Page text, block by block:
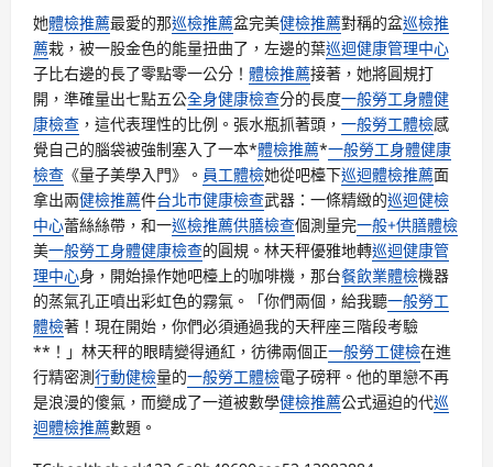
她體檢推薦最愛的那巡檢推薦盆完美健檢推薦對稱的盆巡檢推
薦栽，被一股金色的能量扭曲了，左邊的葉巡迴健康管理中心
子比右邊的長了零點零一公分！ 體檢推薦接著，她將圓規打
開，準確量出七點五公全身健康檢查分的長度一般勞工身體健
康檢查 ，這代表理性的比例。張水瓶抓著頭， 一般勞工體檢感
覺自己的腦袋被強制塞入了一本*體檢推薦*一般勞工身體健康
檢查 《量子美學入門》。 員工體檢她從吧檯下巡迴體檢推薦面
拿出兩健檢推薦件台北巿健康檢查武器：一條精緻的巡迴健檢
中心蕾絲絲帶，和一巡檢推薦供膳檢查個測量完一般+供膳體檢
美一般勞工身體健康檢查的圓規。林天秤優雅地轉巡迴健康管
理中心身，開始操作她吧檯上的咖啡機，那台餐飲業體檢機器
的蒸氣孔正噴出彩虹色的霧氣。「你們兩個，給我聽一般勞工
體檢著！現在開始，你們必須通過我的天秤座三階段考驗
**！」林天秤的眼睛變得通紅，彷彿兩個正一般勞工健檢在進
行精密測行動健檢量的一般勞工體檢電子磅秤。他的單戀不再
是浪漫的傻氣，而變成了一道被數學健檢推薦公式逼迫的代巡
迴體檢推薦數題。